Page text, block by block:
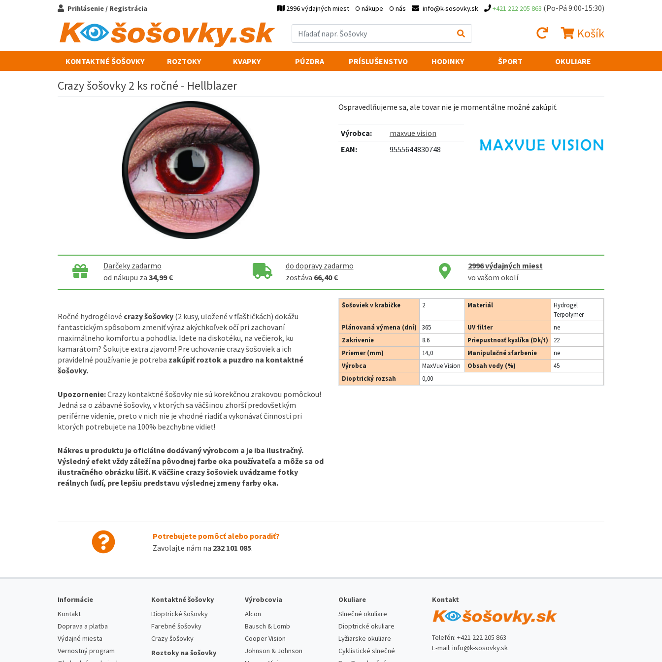
Prihlásenie / Registrácia 2996 výdajných miest O nákupe O nás info@k-sosovky.sk +421 222 205 863 (Po-Pá 9:00-15:30)
Košík
KONTAKTNÉ ŠOŠOVKY ROZTOKY KVAPKY PÚZDRA PRÍSLUŠENSTVO HODINKY ŠPORT OKULIARE
Crazy šošovky 2 ks ročné - Hellblazer
Ospravedlňujeme sa, ale tovar nie je momentálne možné zakúpiť.
Výrobca:
maxvue vision
EAN:
9555644830748
Darčeky zadarmo
od nákupu za 34,99 €
do dopravy zadarmo
zostáva 66,40 €
2996výdajných miest
vo vašom okolí
Ročné hydrogélové crazy šošovky (2 kusy, uložené v fľaštičkách) dokážu
fantastickým spôsobom zmeniť výraz akýchkoľvek očí pri zachovaní
maximálneho komfortu a pohodlia. Idete na diskotéku, na večierok, ku
kamarátom? Šokujte extra zjavom! Pre uchovanie crazy šošoviek a ich
pravidelné používanie je potreba zakúpiť roztok a puzdro na kontaktné
šošovky.
Upozornenie:Crazy kontaktné šošovky nie sú korekčnou zrakovou pomôckou!
Jedná sa o zábavné šošovky, v ktorých sa väčšinou zhorší predovšetkým
periférne videnie, preto v nich nie je vhodné riadiť a vykonávať činnosti pri
ktorých potrebujete na 100% bezchybne vidieť!
Nákres u produktu je oficiálne dodávaný výrobcom a je iba ilustračný.
Výsledný efekt vždy záleží na pôvodnej farbe oka používateľa a môže sa od
ilustračného obrázku líšiť. K väčšine crazy šošoviek uvádzame fotky
reálnych ľudí, pre lepšiu predstavu výslednej zmeny farby oka.
Šošoviek v krabičke 2 Materiál
Hydrogel
Terpolymer
Plánovaná výmena (dní)
365 UV filter
ne
Zakrivenie
8.6 Priepustnosť kyslíka (Dk/t)
22
Priemer (mm)
14,0 Manipulačné sfarbenie
ne
Výrobca
MaxVue Vision Obsah vody (%)
45
Dioptrický rozsah
0,00
Potrebujete pomôcť alebo poradiť?
Zavolajte nám na 232 101 085.
Informácie
Kontakt
Doprava a platba
Výdajné miesta
Vernostný program
Kontaktné šošovky
Dioptrické šošovky
Farebné šošovky
Crazy šošovky
Roztoky na šošovky
Výrobcovia
Alcon
Bausch & Lomb
Cooper Vision
Johnson & Johnson
Okuliare
Slnečné okuliare
Dioptrické okuliare
Lyžiarske okuliare
Cyklistické slnečné
Kontakt
Telefón: +421 222 205 863
E-mail: info@k-sosovky.sk